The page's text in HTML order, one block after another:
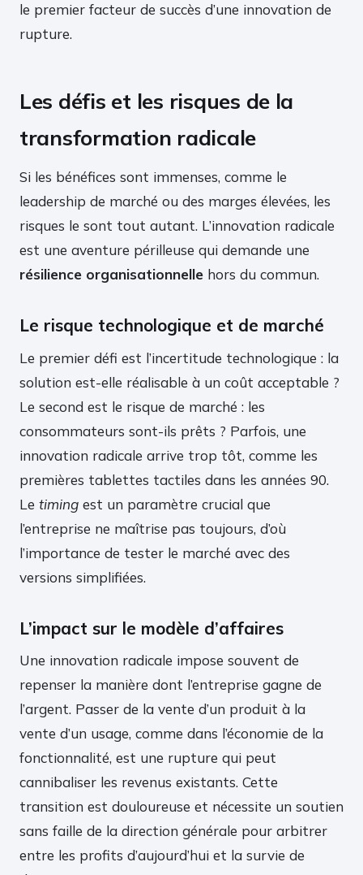
le premier facteur de succès d’une innovation de
rupture.
Les défis et les risques de la
transformation radicale
Si les bénéfices sont immenses, comme le
leadership de marché ou des marges élevées, les
risques le sont tout autant. L’innovation radicale
est une aventure périlleuse qui demande une
résilience organisationnelle hors du commun.
Le risque technologique et de marché
Le premier défi est l’incertitude technologique : la
solution est-elle réalisable à un coût acceptable ?
Le second est le risque de marché : les
consommateurs sont-ils prêts ? Parfois, une
innovation radicale arrive trop tôt, comme les
premières tablettes tactiles dans les années 90.
Le timing est un paramètre crucial que
l’entreprise ne maîtrise pas toujours, d’où
l’importance de tester le marché avec des
versions simplifiées.
L’impact sur le modèle d’affaires
Une innovation radicale impose souvent de
repenser la manière dont l’entreprise gagne de
l’argent. Passer de la vente d’un produit à la
vente d’un usage, comme dans l’économie de la
fonctionnalité, est une rupture qui peut
cannibaliser les revenus existants. Cette
transition est douloureuse et nécessite un soutien
sans faille de la direction générale pour arbitrer
entre les profits d’aujourd’hui et la survie de